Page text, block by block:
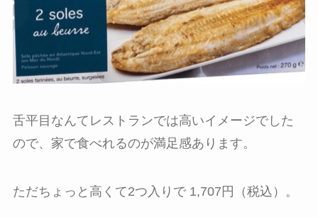
舌平目なんてレストランでは高いイメージでした
ので、家で食べれるのが満足感あります。
ただちょっと高くて2つ入りで 1,707円（税込）。